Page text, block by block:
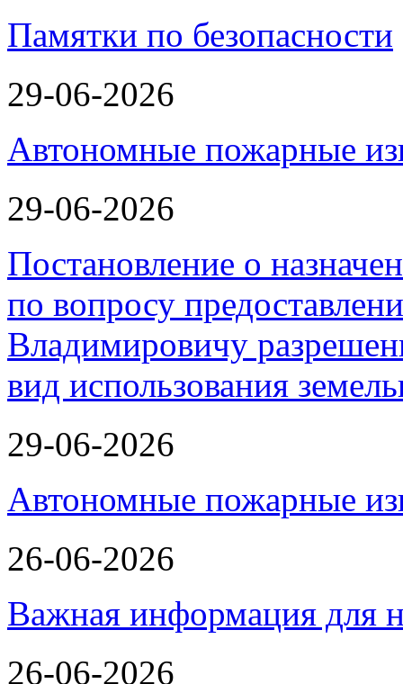
Памятки по безопасности
29-06-2026
Автономные пожарные
29-06-2026
Постановление о
по вопросу
Владимировичу
вид использования
29-06-2026
Автономные пожарные
26-06-2026
Важная информация для
26-06-2026